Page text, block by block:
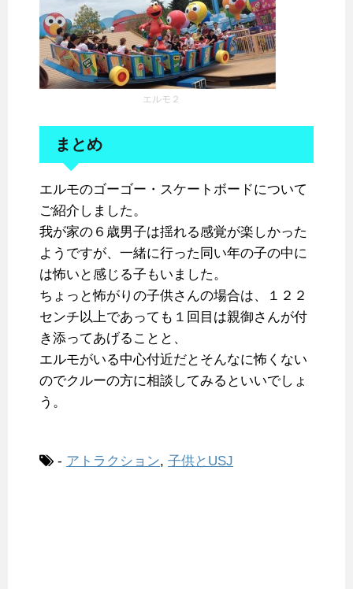
エルモ２
まとめ
エルモのゴーゴー・スケートボードについて
ご紹介しました。
我が家の６歳男子は揺れる感覚が楽しかった
ようですが、一緒に行った同い年の子の中に
は怖いと感じる子もいました。
ちょっと怖がりの子供さんの場合は、１２２
センチ以上であっても１回目は親御さんが付
き添ってあげることと、
エルモがいる中心付近だとそんなに怖くない
のでクルーの方に相談してみるといいでしょ
う。
- アトラクション, 子供とUSJ